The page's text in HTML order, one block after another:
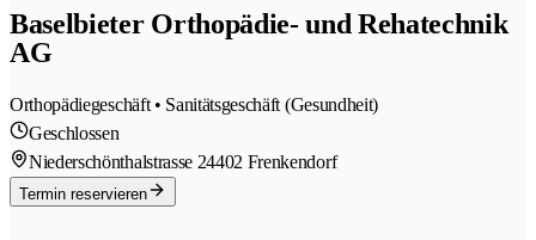
Baselbieter Orthopädie- und Rehatechnik
AG
Orthopädiegeschäft • Sanitätsgeschäft (Gesundheit)
Geschlossen
Niederschönthalstrasse 24402 Frenkendorf
Termin reservieren